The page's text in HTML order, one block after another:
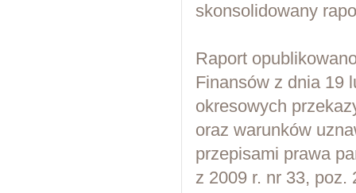
skonsolidowany
Raport
Finansów z dnia 19
okresowych
oraz warunków
przepisami prawa
z 2009 r. nr 33, poz.